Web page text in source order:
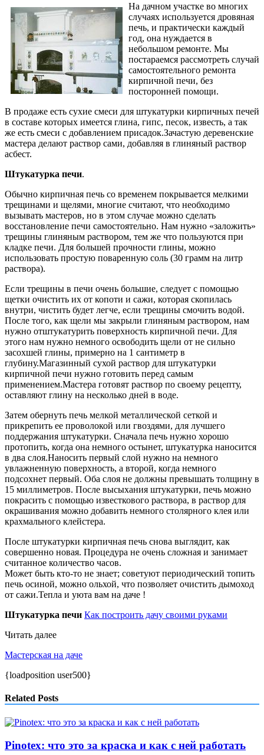
На дачном участке во многих
случаях используется дровяная
печь, и практически каждый
год, она нуждается в
небольшом ремонте. Мы
постараемся рассмотреть случай
самостоятельного ремонта
кирпичной печи, без
посторонней помощи.
В продаже есть сухие смеси для штукатурки кирпичных печей
в составе которых имеется глина, гипс, песок, известь, а так
же есть смеси с добавлением присадок.Зачастую деревенские
мастера делают раствор сами, добавляя в глиняный раствор
асбест.
Штукатурка печи.
Обычно кирпичная печь со временем покрывается мелкими
трещинами и щелями, многие считают, что необходимо
вызывать мастеров, но в этом случае можно сделать
восстановление печи самостоятельно. Нам нужно «заложить»
трещины глиняным раствором, тем же что пользуются при
кладке печи. Для большей прочности глины, можно
использовать простую поваренную соль (30 грамм на литр
раствора).
Если трещины в печи очень большие, следует с помощью
щетки очистить их от копоти и сажи, которая скопилась
внутри, чистить будет легче, если трещины смочить водой.
После того, как щели мы закрыли глиняным раствором, нам
нужно отштукатурить поверхность кирпичной печи. Для
этого нам нужно немного освободить щели от не сильно
засохшей глины, примерно на 1 сантиметр в
глубину.Магазинный сухой раствор для штукатурки
кирпичной печи нужно готовить перед самым
применением.Мастера готовят раствор по своему рецепту,
оставляют глину на несколько дней в воде.
Затем обернуть печь мелкой металлической сеткой и
прикрепить ее проволокой или гвоздями, для лучшего
поддержания штукатурки. Сначала печь нужно хорошо
протопить, когда она немного остынет, штукатурка наносится
в два слоя.Наносить первый слой нужно на немного
увлажненную поверхность, а второй, когда немного
подсохнет первый. Оба слоя не должны превышать толщину в
15 миллиметров. После высыхания штукатурки, печь можно
покрасить с помощью известкового раствора, в раствор для
окрашивания можно добавить немного столярного клея или
крахмального клейстера.
После штукатурки кирпичная печь снова выглядит, как
совершенно новая. Процедура не очень сложная и занимает
считанное количество часов.
Может быть кто-то не знает; советуют периодический топить
печь осиной, можно ольхой, что позволяет очистить дымоход
от сажи.Тепла и уюта вам на даче !
Штукатурка печи Как построить дачу своими руками
Читать далее
Мастерская на даче
{loadposition user500}
Related Posts
Pinotex: что это за краска и как с ней работать